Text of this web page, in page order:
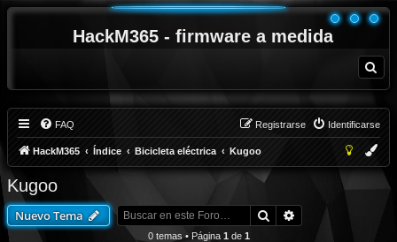
HackM365 - firmware a medida
u
FAQ Identificarse
Registrarse
HackM365 Índice Bicicleta eléctrica Kugoo
Kugoo
Nuevo Tema Buscar
0 temas • Página 1 de 1